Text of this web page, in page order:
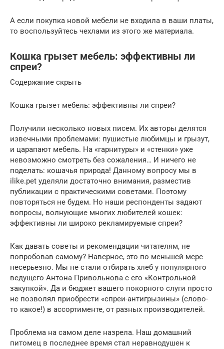
А если покупка новой мебели не входила в ваши платы,
то воспользуйтесь чехлами из этого же материала.
Кошка грызет мебель: эффективны ли
спреи?
Содержание скрыть
Кошка грызет мебель: эффективны ли спреи?
Получили несколько новых писем. Их авторы делятся
извечными проблемами: пушистые любимцы и грызут,
и царапают мебель. На «гарнитуры» и «стенки» уже
невозможно смотреть без сожаления… И ничего не
поделать: кошачья природа! Данному вопросу мы в
ilike.pet уделяли достаточно внимания, разместив
публикации с практическими советами. Поэтому
повторяться не будем. Но наши респонденты задают
вопросы, волнующие многих любителей кошек:
эффективны ли широко рекламируемые спреи?
Как давать советы и рекомендации читателям, не
попробовав самому? Наверное, это по меньшей мере
несерьезно. Мы не стали отбирать хлеб у популярного
ведущего Антона Привольнова с его «Контрольной
закупкой». Да и бюджет вашего покорного слуги просто
не позволял приобрести «спреи-антигрызины» (слово-
то какое!) в ассортименте, от разных производителей.
Проблема на самом деле назрела. Наш домашний
питомец в последнее время стал неравнодушен к